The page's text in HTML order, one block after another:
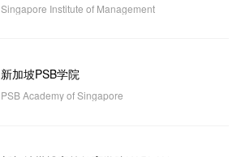
Singapore Institute of Management
新加坡PSB学院
PSB Academy of Singapore